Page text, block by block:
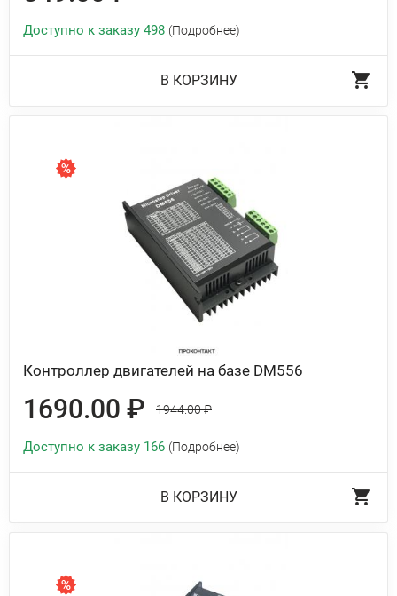
Доступно к заказу 498 (Подробнее)
В КОРЗИНУ
Контроллер двигателей на базе DM556
1690.00 ₽ 1944.00 ₽
Доступно к заказу 166 (Подробнее)
В КОРЗИНУ